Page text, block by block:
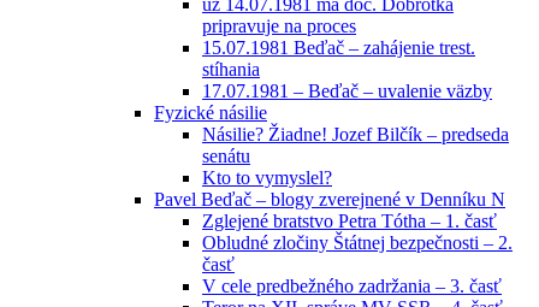
pripravuje na proces
15.07.1981 Beďač – zahájenie trest.
stíhania
17.07.1981 – Beďač – uvalenie väzby
Fyzické násilie
Násilie? Žiadne! Jozef Bilčík – predseda
senátu
Kto to vymyslel?
Pavel Beďač – blogy zverejnené v Denníku N
Zglejené bratstvo Petra Tótha – 1. časť
Obludné zločiny Štátnej bezpečnosti – 2.
časť
V cele predbežného zadržania – 3. časť